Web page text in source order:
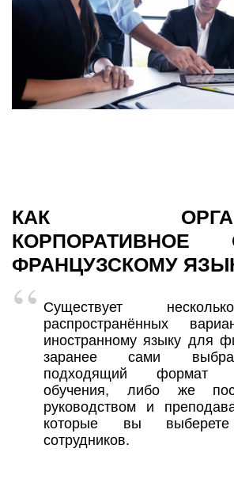
КАК
КОРПОРАТИВНОЕ
ФРАНЦУЗСКОМУ
Существует
распространённых
иностранному языку для
заранее сами
подходящий формат
обучения, либо же
руководством и
которые вы
сотрудников.